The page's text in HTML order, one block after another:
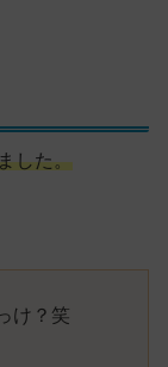
した。
け？笑